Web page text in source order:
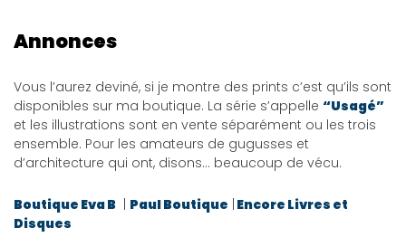
Annonces
Vous l’aurez deviné, si je montre des prints c’est qu’ils sont
disponibles sur ma boutique. La série s’appelle “Usagé”
et les illustrations sont en vente séparément ou les trois
ensemble. Pour les amateurs de gugusses et
d’architecture qui ont, disons… beaucoup de vécu.
Boutique Eva B Paul Boutique Encore Livres et
Disques